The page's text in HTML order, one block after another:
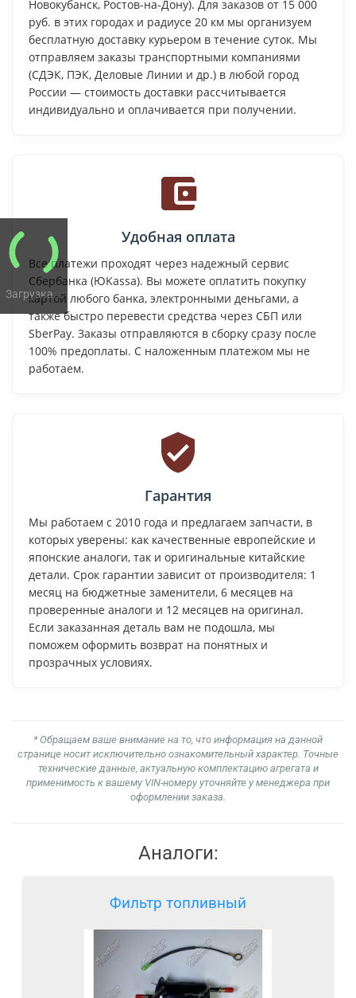
Загрузка...
Новокубанск, Ростов-на-Дону). Для заказов от 15 000
руб. в этих городах и радиусе 20 км мы организуем
бесплатную доставку курьером в течение суток. Мы
отправляем заказы транспортными компаниями
(СДЭК, ПЭК, Деловые Линии и др.) в любой город
России — стоимость доставки рассчитывается
индивидуально и оплачивается при получении.
Удобная оплата
Все платежи проходят через надежный сервис
Сбербанка (ЮKassa). Вы можете оплатить покупку
картой любого банка, электронными деньгами, а
также быстро перевести средства через СБП или
SberPay. Заказы отправляются в сборку сразу после
100% предоплаты. С наложенным платежом мы не
работаем.
Гарантия
Мы работаем с 2010 года и предлагаем запчасти, в
которых уверены: как качественные европейские и
японские аналоги, так и оригинальные китайские
детали. Срок гарантии зависит от производителя: 1
месяц на бюджетные заменители, 6 месяцев на
проверенные аналоги и 12 месяцев на оригинал.
Если заказанная деталь вам не подошла, мы
поможем оформить возврат на понятных и
прозрачных условиях.
* Обращаем ваше внимание на то, что информация на данной
странице носит исключительно ознакомительный характер. Точные
технические данные, актуальную комплектацию агрегата и
применимость к вашему VIN-номеру уточняйте у менеджера при
оформлении заказа.
Аналоги:
Фильтр топливный